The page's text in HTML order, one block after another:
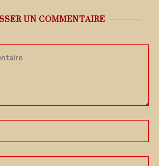
UN COMMENTAIRE